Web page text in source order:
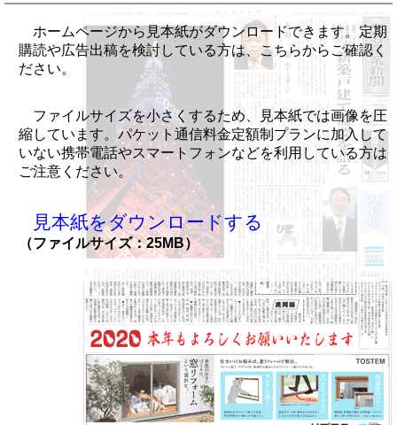
ホームページから見本紙がダウンロードできます。定期
購読や広告出稿を検討している方は、こちらからご確認く
ださい。
ファイルサイズを小さくするため、見本紙では画像を圧
縮しています。パケット通信料金定額制プランに加入して
いない携帯電話やスマートフォンなどを利用している方は
ご注意ください。
見本紙をダウンロードする
（ファイルサイズ：25MB）